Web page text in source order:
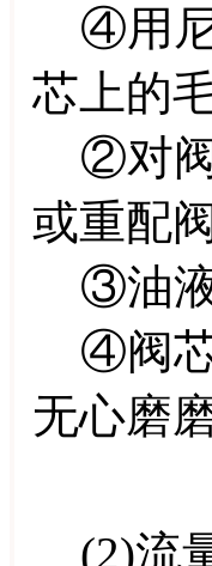
④用尼
芯上的
②对阀
或重配
③油液
④阀芯
无心磨
(2)流